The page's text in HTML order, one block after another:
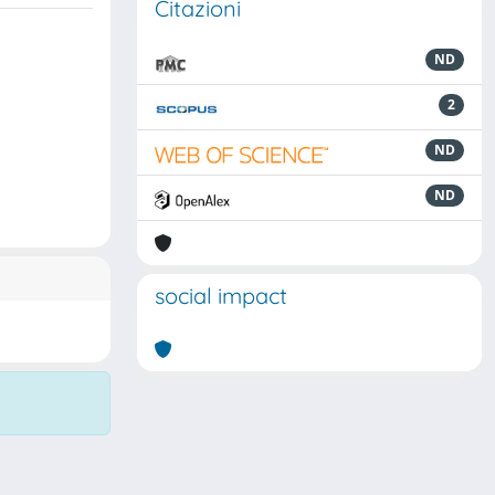
Citazioni
ND
2
ND
ND
social impact